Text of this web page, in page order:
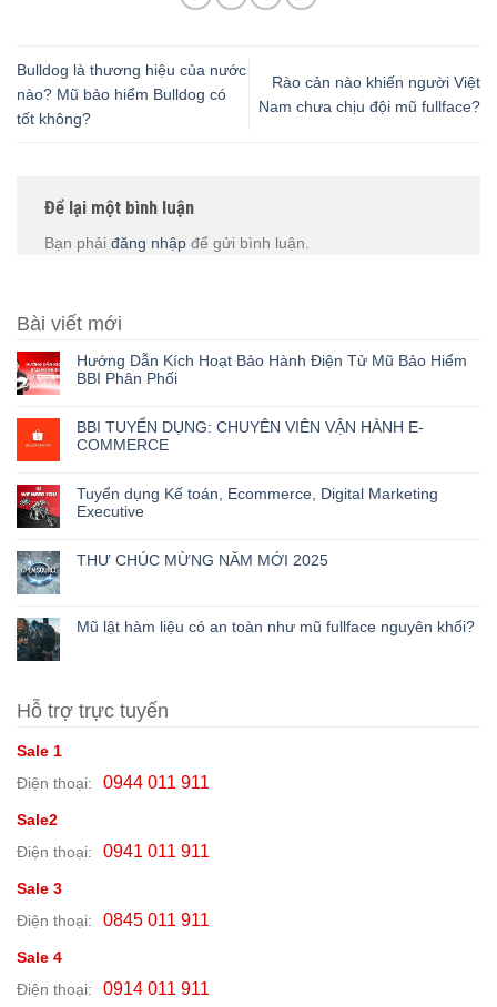
Bulldog là thương hiệu của nước
nào? Mũ bảo hiểm Bulldog có
tốt không?
Rào cản nào khiến người Việt
Nam chưa chịu đội mũ fullface?
Để lại một bình luận
Bạn phải đăng nhập để gửi bình luận.
Bài viết mới
Hướng Dẫn Kích Hoạt Bảo Hành Điện Tử Mũ Bảo Hiểm
BBI Phân Phối
BBI TUYỂN DỤNG: CHUYÊN VIÊN VẬN HÀNH E-
COMMERCE
Tuyển dụng Kế toán, Ecommerce, Digital Marketing
Executive
THƯ CHÚC MỪNG NĂM MỚI 2025
Mũ lật hàm liệu có an toàn như mũ fullface nguyên khối?
Hỗ trợ trực tuyến
Sale 1
Điện thoại:
0944 011 911
Sale2
Điện thoại:
0941 011 911
Sale 3
Điện thoại:
0845 011 911
Sale 4
Điện thoại:
0914 011 911